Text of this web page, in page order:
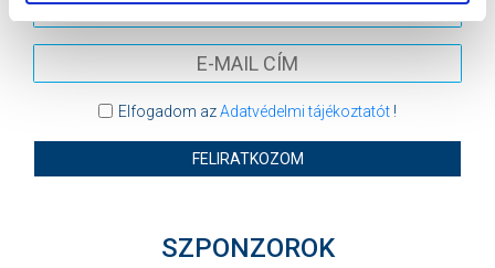
Elfogadom azAdatvédelmi tájékoztatót!
FELIRATKOZOM
SZPONZOROK